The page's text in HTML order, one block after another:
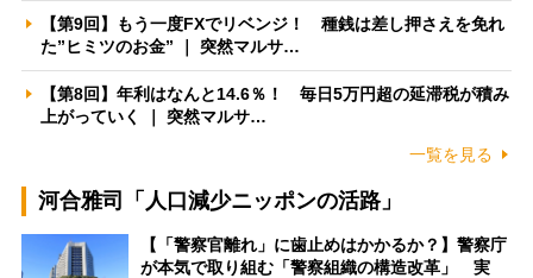
【第9回】もう一度FXでリベンジ！ 種銭は差し押さえを免れ
た”ヒミツのお金” ｜ 突然マルサ…
【第8回】年利はなんと14.6％！ 毎日5万円超の延滞税が積み
上がっていく ｜ 突然マルサ…
一覧を見る
河合雅司「人口減少ニッポンの活路」
【「警察官離れ」に歯止めはかかるか？】警察庁
が本気で取り組む「警察組織の構造改革」 実